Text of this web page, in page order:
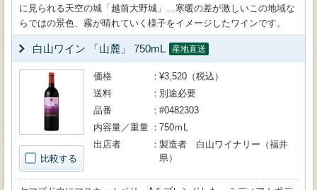
に見られる天空の城「越前大野城」…寒暖の差が激しいこの地域な
らではの景色、霧が晴れていく様子をイメージしたワインです。
白山ワイン 「山麓」 750mL 産地直送
比較する
価格
¥3,520（税込）
送料
別途必要
品番
#0482303
内容量／重量
750ｍL
出店者
製造者 白山ワイナリー（福井
県）